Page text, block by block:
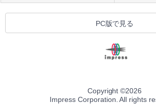
PC版で見る
Copyright ©2026
Impress Corporation. All rights